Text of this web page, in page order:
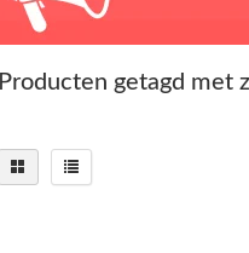
Producten getagd met